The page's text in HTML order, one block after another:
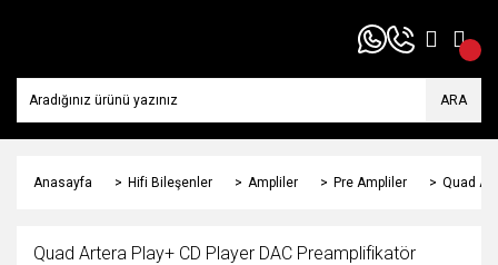
ARA
Anasayfa Hifi Bileşenler Ampliler Pre Ampliler Quad
Quad Artera Play+ CD Player DAC Preamplifikatör